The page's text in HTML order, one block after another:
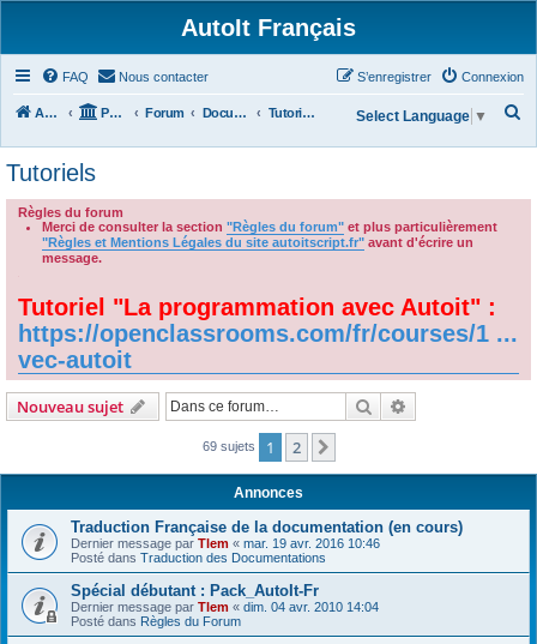
AutoIt Français
FAQ Nous contacter Connexion
S’enregistrer
Accueil Portail Forum Documentations Tutoriels
h
Select Language ▼
Tutoriels
Règles du forum
Merci de consulter la section "Règles du forum" et plus particulièrement
"Règles et Mentions Légales du site autoitscript.fr" avant d'écrire un
message.
Tutoriel "La programmation avec Autoit" :
https://openclassrooms.com/fr/courses/1 ...
vec-autoit
Nouveau sujet Rechercher
69 sujets 1 2
Annonces
Traduction Française de la documentation (en cours)
Dernier message par Tlem « mar. 19 avr. 2016 10:46
Posté dans Traduction des Documentations
Spécial débutant : Pack_AutoIt-Fr
Dernier message par Tlem « dim. 04 avr. 2010 14:04
Posté dans Règles du Forum